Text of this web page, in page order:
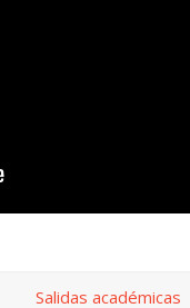
Salidas académicas